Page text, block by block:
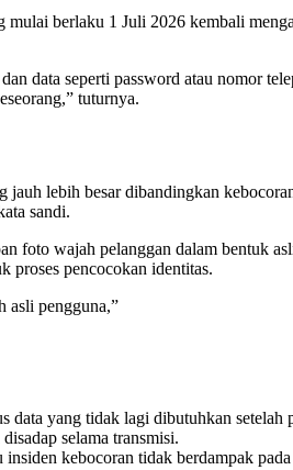
berlaku 1 Juli 2026 kembali
data seperti password atau nomor
tuturnya.
lebih besar dibandingkan
sandi.
foto wajah pelanggan dalam bentuk
proses pencocokan identitas.
asli pengguna,”
yang tidak lagi dibutuhkan setelah
selama transmisi.
kebocoran tidak berdampak